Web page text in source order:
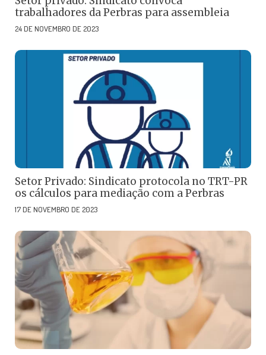
trabalhadores da Perbras para assembleia
24 DE NOVEMBRO DE 2023
Setor Privado: Sindicato protocola no TRT-PR
os cálculos para mediação com a Perbras
17 DE NOVEMBRO DE 2023